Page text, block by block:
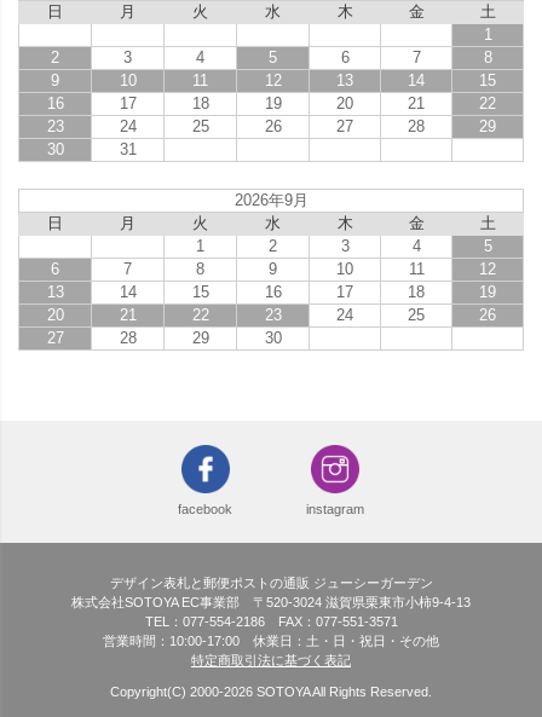
日
月 火 水 木 金
土
1
2
3 4 5 6 7
8
9
10 11 12 13 14
15
16
17 18 19 20 21
22
23
24 25 26 27 28
29
30
31
2026年9月
日
月 火 水 木 金
土
1
2 3 4
5
6
7 8 9 10 11
12
13
14 15 16 17 18
19
20
21 22 23 24 25
26
27
28 29 30
facebook instagram
デザイン表札と郵便ポストの通販 ジューシーガーデン
株式会社SOTOYA EC事業部 〒520-3024 滋賀県栗東市小柿9-4-13
TEL：077-554-2186 FAX：077-551-3571
営業時間：10:00-17:00 休業日：土・日・祝日・その他
特定商取引法に基づく表記
Copyright(C) 2000-2026 SOTOYA All Rights Reserved.